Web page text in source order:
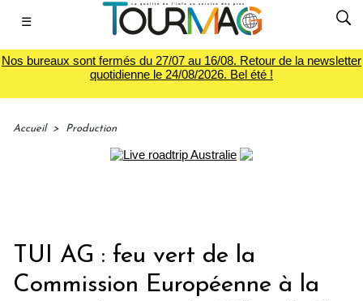
☰
Nos bureaux sont fermés du 27/07 au 16/08. Retour de la newsletter
quotidienne le 24/08/2026. Bel été !
Accueil > Production
TUI AG : feu vert de la
Commission Européenne à la